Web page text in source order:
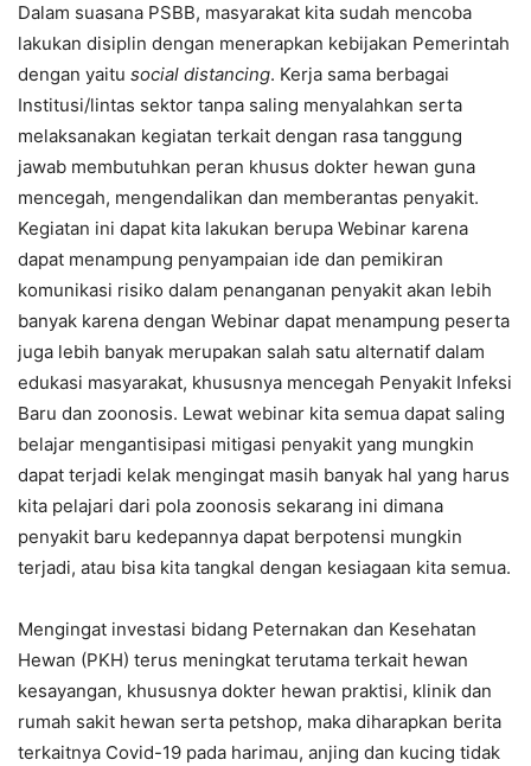
Dalam suasana PSBB, masyarakat kita sudah mencoba
lakukan disiplin dengan menerapkan kebijakan Pemerintah
dengan yaitu social distancing. Kerja sama berbagai
Institusi/lintas sektor tanpa saling menyalahkan serta
melaksanakan kegiatan terkait dengan rasa tanggung
jawab membutuhkan peran khusus dokter hewan guna
mencegah, mengendalikan dan memberantas penyakit.
Kegiatan ini dapat kita lakukan berupa Webinar karena
dapat menampung penyampaian ide dan pemikiran
komunikasi risiko dalam penanganan penyakit akan lebih
banyak karena dengan Webinar dapat menampung peserta
juga lebih banyak merupakan salah satu alternatif dalam
edukasi masyarakat, khususnya mencegah Penyakit Infeksi
Baru dan zoonosis. Lewat webinar kita semua dapat saling
belajar mengantisipasi mitigasi penyakit yang mungkin
dapat terjadi kelak mengingat masih banyak hal yang harus
kita pelajari dari pola zoonosis sekarang ini dimana
penyakit baru kedepannya dapat berpotensi mungkin
terjadi, atau bisa kita tangkal dengan kesiagaan kita semua.
Mengingat investasi bidang Peternakan dan Kesehatan
Hewan (PKH) terus meningkat terutama terkait hewan
kesayangan, khususnya dokter hewan praktisi, klinik dan
rumah sakit hewan serta petshop, maka diharapkan berita
terkaitnya Covid-19 pada harimau, anjing dan kucing tidak